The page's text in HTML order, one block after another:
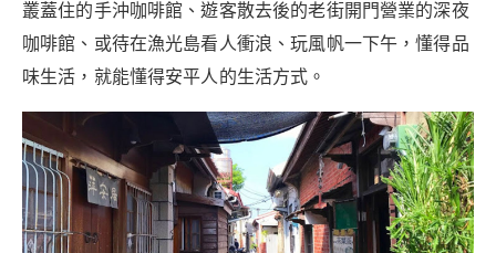
叢蓋住的手沖咖啡館、遊客散去後的老街開門營業的深夜
咖啡館、或待在漁光島看人衝浪、玩風帆一下午，懂得品
味生活，就能懂得安平人的生活方式。